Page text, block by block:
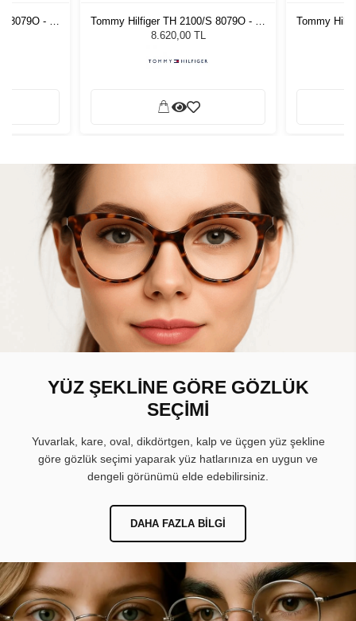
8079O - 53
Tommy Hilfiger TH 2100/S 8079O - 53
Kadın Güneş Gözlüğü
8.620,00 TL
Tommy
YÜZ ŞEKLİNE GÖRE GÖZLÜK
SEÇİMİ
Yuvarlak, kare, oval, dikdörtgen, kalp ve üçgen yüz şekline
göre gözlük seçimi yaparak yüz hatlarınıza en uygun ve
dengeli görünümü elde edebilirsiniz.
DAHA FAZLA BILGI